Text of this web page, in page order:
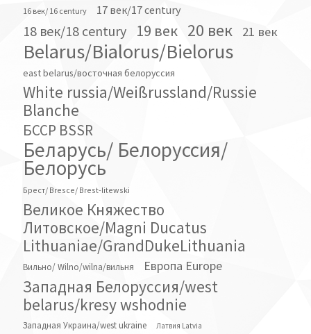
16 век/ 16 century 17 век/17 century
18 век/18 century 19 век 20 век 21 век
Belarus/Bialorus/Bielorus
east belarus/восточная белоруссия
White russia/Weißrussland/Russie
Blanche
БССР BSSR
Беларусь/ Белоруссия/
Белорусь
Брест/ Bresce/ Brest-litewski
Великое Княжество
Литовское/Magni Ducatus
Lithuaniae/GrandDukeLithuania
Вильно/ Wilno/wilna/вильня Европа Europe
Западная Белоруссия/west
belarus/kresy wshodnie
Западная Украина/west ukraine Латвия Latvia